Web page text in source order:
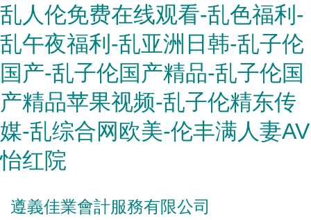
乱人伦免费在线观看-乱色福利-
乱午夜福利-乱亚洲日韩-乱子伦
国产-乱子伦国产精品-乱子伦国
产精品苹果视频-乱子伦精东传
媒-乱综合网欧美-伦丰满人妻AV
怡红院
遵義佳業會計服務有限公司